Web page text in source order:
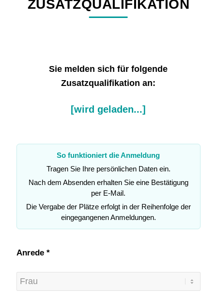
ZUSATZQUALIFIKATION
Sie melden sich für folgende
Zusatzqualifikation an:
[wird geladen...]
So funktioniert die Anmeldung
Tragen Sie Ihre persönlichen Daten ein.
Nach dem Absenden erhalten Sie eine Bestätigung
per E-Mail.
Die Vergabe der Plätze erfolgt in der Reihenfolge der
eingegangenen Anmeldungen.
Anrede *